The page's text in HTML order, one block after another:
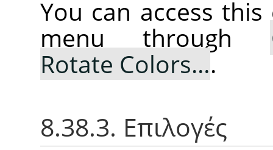
You can access
menu through
Rotate Colors….
8.38.3. Επιλογές